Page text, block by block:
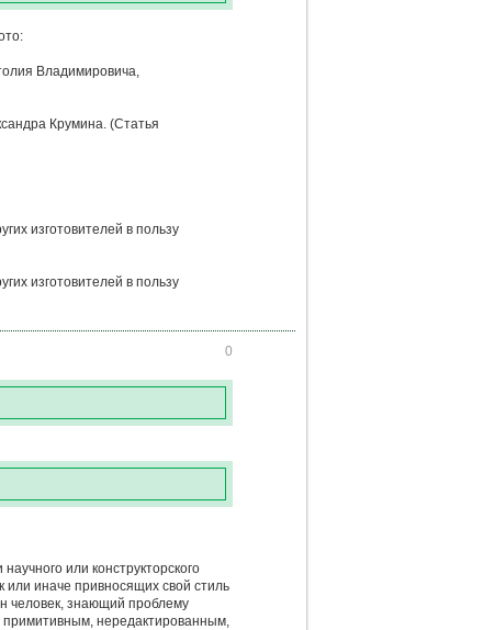
Владимировича,
Крумина. (Статья
изготовителей в пользу
изготовителей в пользу
0
или конструкторского
или иначе привносящих свой стиль
человек, знающий проблему
примитивным, нередактированным,